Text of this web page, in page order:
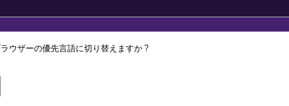
動的に機械翻訳されています。
Management
ウザーの優先言語に切り替えますか ?